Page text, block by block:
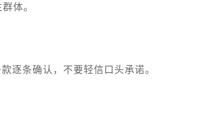
体。
逐条确认，不要轻信口头承诺。